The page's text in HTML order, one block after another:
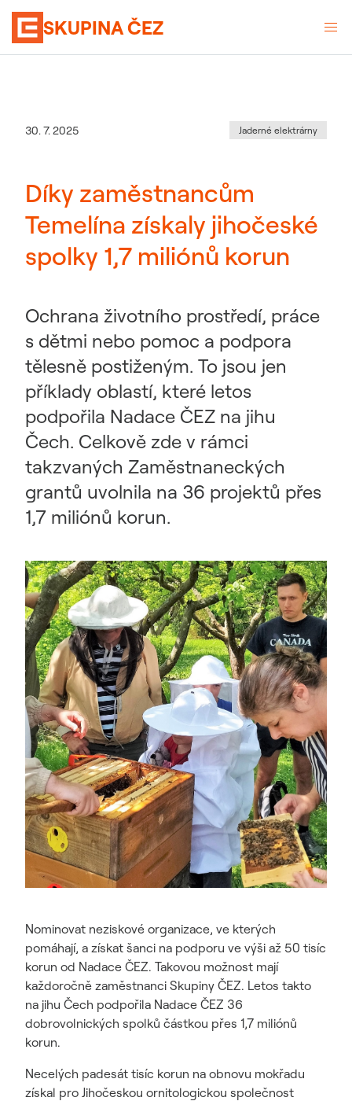
SKUPINA ČEZ
Datum zveřejnění
30. 7. 2025 Kategorie:
Jaderné elektrárny
Díky zaměstnancům
Temelína získaly jihočeské
spolky 1,7 miliónů korun
Ochrana životního prostředí, práce
s dětmi nebo pomoc a podpora
tělesně postiženým. To jsou jen
příklady oblastí, které letos
podpořila Nadace ČEZ na jihu
Čech. Celkově zde v rámci
takzvaných Zaměstnaneckých
grantů uvolnila na 36 projektů přes
1,7 miliónů korun.
Nominovat neziskové organizace, ve kterých
pomáhají, a získat šanci na podporu ve výši až 50 tisíc
korun od Nadace ČEZ. Takovou možnost mají
každoročně zaměstnanci Skupiny ČEZ. Letos takto
na jihu Čech podpořila Nadace ČEZ 36
dobrovolnických spolků částkou přes 1,7 miliónů
korun.
Necelých padesát tisíc korun na obnovu mokřadu
získal pro Jihočeskou ornitologickou společnost